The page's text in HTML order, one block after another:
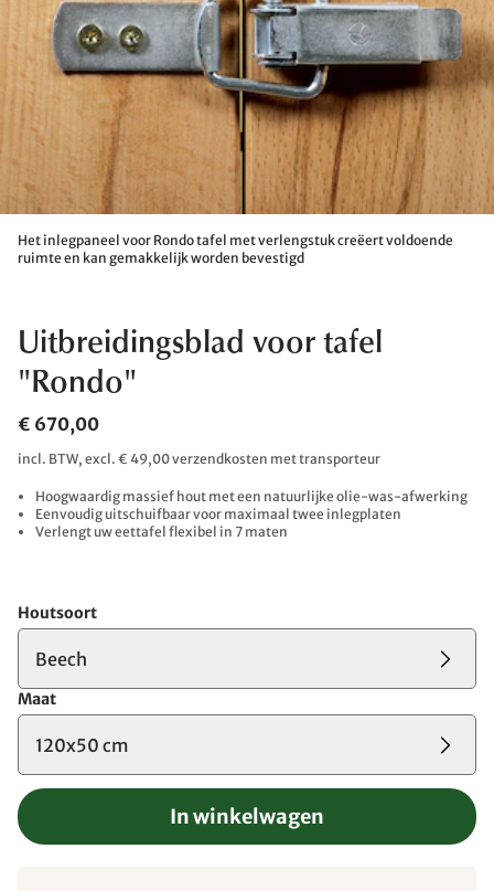
Het inlegpaneel voor Rondo tafel met verlengstuk creëert voldoende
ruimte en kan gemakkelijk worden bevestigd
Uitbreidingsblad voor tafel
"Rondo"
€ 670,00
incl. BTW, excl. € 49,00 verzendkosten met transporteur
Hoogwaardig massief hout met een natuurlijke olie-was-afwerking
Eenvoudig uitschuifbaar voor maximaal twee inlegplaten
Verlengt uw eettafel flexibel in 7 maten
Houtsoort
Beech
Maat
120x50 cm
In winkelwagen